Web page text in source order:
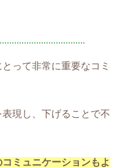
って非常に重要なコミ
現し、下げることで不
ミュニケーションもよ